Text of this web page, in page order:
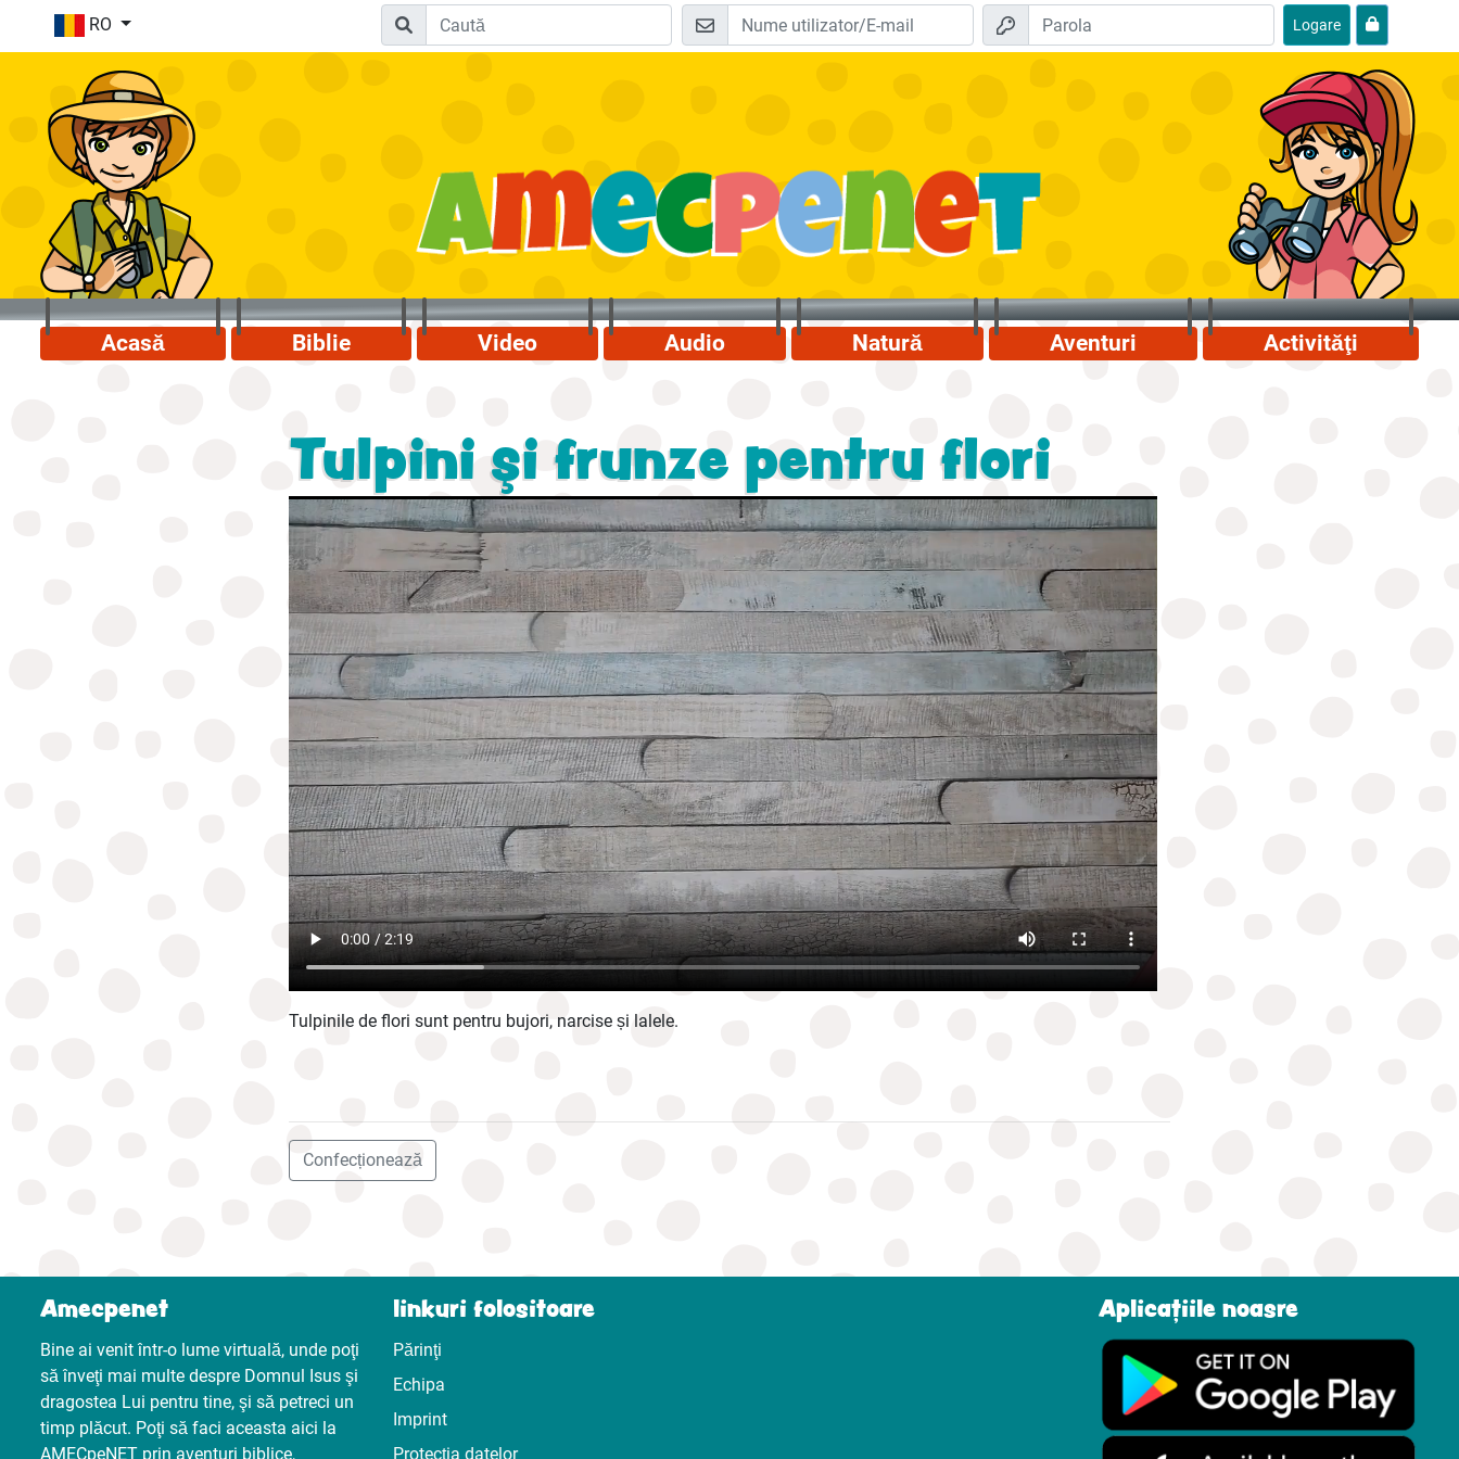
RO Logare
Acasă Biblie Video Audio Natură Aventuri Activităţi
Tulpini şi frunze pentru flori
Tulpinile de flori sunt pentru bujori, narcise și lalele.
Confecționează
Amecpenet
Bine ai venit într-o lume virtuală, unde poţi
să înveţi mai multe despre Domnul Isus şi
dragostea Lui pentru tine, şi să petreci un
timp plăcut. Poţi să faci aceasta aici la
AMECpeNET prin aventuri biblice,
linkuri folositoare
Părinţi
Echipa
Imprint
Protecţia datelor
Aplicațiile noasre